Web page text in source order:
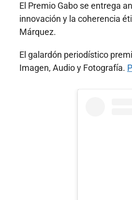
El Premio Gabo se entrega
innovación y la coherencia
Márquez.
El galardón periodístico
Imagen, Audio y Fotografía.